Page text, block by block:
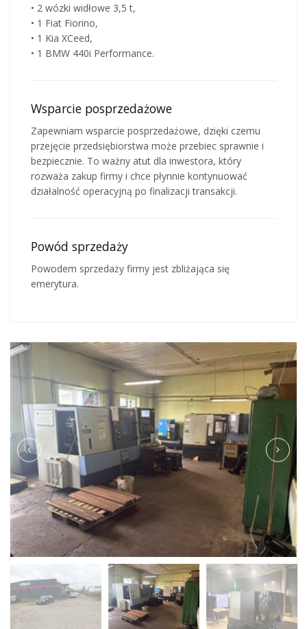
• 2 wózki widłowe 3,5 t,
• 1 Fiat Fiorino,
• 1 Kia XCeed,
• 1 BMW 440i Performance.
Wsparcie posprzedażowe
Zapewniam wsparcie posprzedażowe, dzięki czemu
przejęcie przedsiębiorstwa może przebiec sprawnie i
bezpiecznie. To ważny atut dla inwestora, który
rozważa zakup firmy i chce płynnie kontynuować
działalność operacyjną po finalizacji transakcji.
Powód sprzedaży
Powodem sprzedaży firmy jest zbliżająca się
emerytura.